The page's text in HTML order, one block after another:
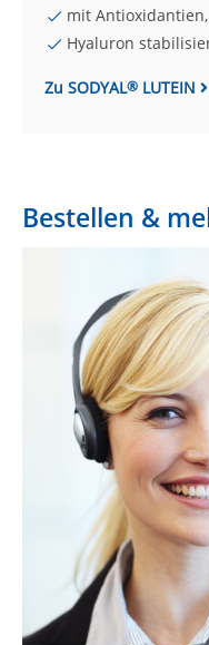
mit
Hyaluron
Zu SODYAL® LUTEIN
Bestellen &